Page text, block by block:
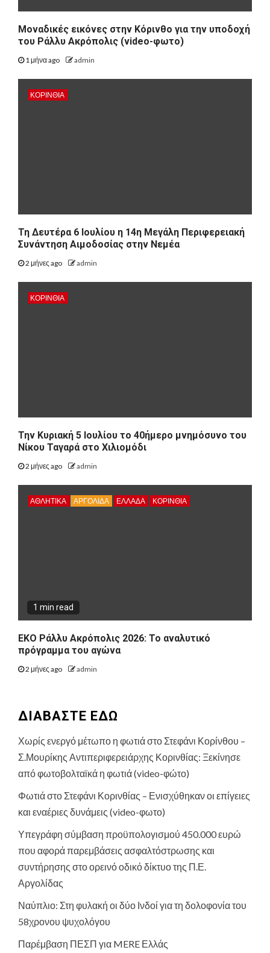
Μοναδικές εικόνες στην Κόρινθο για την υποδοχή
του Ράλλυ Ακρόπολις (video-φωτο)
1 μήνα ago admin
ΚΟΡΙΝΘΊΑ
Τη Δευτέρα 6 Ιουλίου η 14η Μεγάλη Περιφερειακή
Συνάντηση Αιμοδοσίας στην Νεμέα
2 μήνες ago admin
ΚΟΡΙΝΘΊΑ
Την Κυριακή 5 Ιουλίου το 40ήμερο μνημόσυνο του
Νίκου Ταγαρά στο Χιλιομόδι
2 μήνες ago admin
ΑΘΛΗΤΙΚΑ ΑΡΓΟΛΙΔΑ ΕΛΛΑΔΑ ΚΟΡΙΝΘΊΑ
1 min read
ΕΚΟ Ράλλυ Ακρόπολις 2026: Το αναλυτικό
πρόγραμμα του αγώνα
2 μήνες ago admin
ΔΙΑΒΑΣΤΕ ΕΔΩ
Χωρίς ενεργό μέτωπο η φωτιά στο Στεφάνι Κορίνθου –
Σ.Μουρίκης Αντιπεριφερειάρχης Κορινθίας: Ξεκίνησε
από φωτοβολταϊκά η φωτιά (video-φώτο)
Φωτιά στο Στεφάνι Κορινθίας – Ενισχύθηκαν οι επίγειες
και εναέριες δυνάμεις (video-φωτο)
Υπεγράφη σύμβαση προϋπολογισμού 450.000 ευρώ
που αφορά παρεμβάσεις ασφαλτόστρωσης και
συντήρησης στο ορεινό οδικό δίκτυο της Π.Ε.
Αργολίδας
Ναύπλιο: Στη φυλακή οι δύο Ινδοί για τη δολοφονία του
58χρονου ψυχολόγου
Παρέμβαση ΠΕΣΠ για MERE Ελλάς